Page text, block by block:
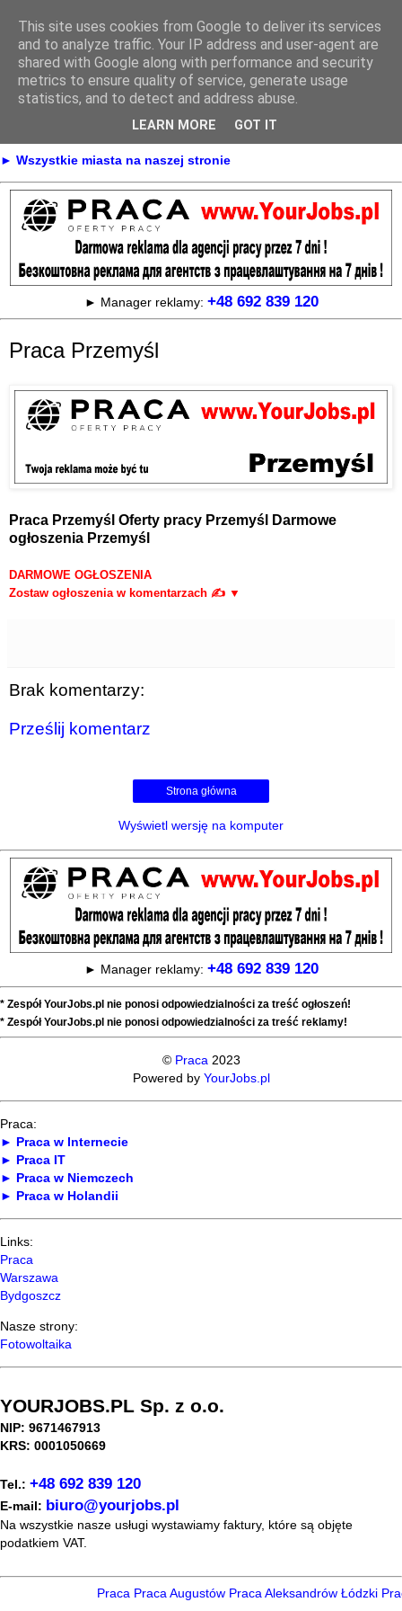
Praca
► KONTAKT ► REKLAMA
► Praca Oferty pracy na terenie całej Polski
► Wszystkie miasta na naszej stronie
► Manager reklamy: +48 692 839 120
Praca Przemyśl
Praca Przemyśl Oferty pracy Przemyśl
Darmowe
ogłoszenia Przemyśl
DARMOWE OGŁOSZENIA
Zostaw ogłoszenia w komentarzach ✍ ▼
Brak komentarzy:
Prześlij komentarz
Strona główna
Wyświetl wersję na komputer
► Manager reklamy: +48 692 839 120
* Zespół YourJobs.pl nie ponosi odpowiedzialności za treść ogłoszeń!
* Zespół YourJobs.pl nie ponosi odpowiedzialności za treść reklamy!
© Praca2023
Powered by YourJobs.pl
Praca:
► Praca w Internecie
► Praca IT
► Praca w Niemczech
► Praca w Holandii
Links:
Praca
Warszawa
Bydgoszcz
Nasze strony:
Fotowoltaika
YOURJOBS.PL Sp. z o.o.
NIP: 9671467913
KRS: 0001050669
Tel.: +48 692 839 120
E-mail: biuro@yourjobs.pl
Na wszystkie nasze usługi wystawiamy faktury, które są objęte
podatkiem VAT.
Praca Praca Augustów Praca Aleksandrów Łódzki
This site uses cookies from Google to deliver its services
and to analyze traffic. Your IP address and user-agent are
shared with Google along with performance and security
metrics to ensure quality of service, generate usage
statistics, and to detect and address abuse.
LEARN MORE GOT IT